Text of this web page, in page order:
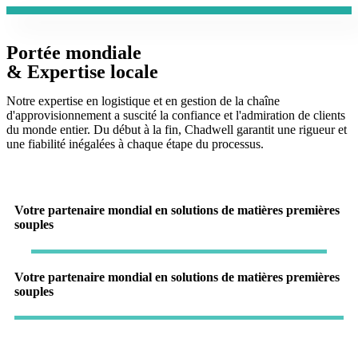
Portée mondiale
& Expertise locale
Notre expertise en logistique et en gestion de la chaîne
d'approvisionnement a suscité la confiance et l'admiration de clients
du monde entier. Du début à la fin, Chadwell garantit une rigueur et
une fiabilité inégalées à chaque étape du processus.
Votre partenaire mondial en solutions de matières premières
souples
Votre partenaire mondial en solutions de matières premières
souples